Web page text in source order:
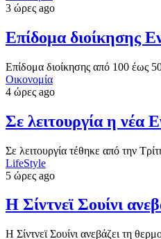
3 ώρες ago
Επίδομα διοίκησης
Επίδομα διοίκησης από 100 έως
Οικονομία
4 ώρες ago
Σε λειτουργία η
Σε λειτουργία τέθηκε από την
LifeStyle
5 ώρες ago
Η Σίντνεϊ Σουίνι
Η Σίντνεϊ Σουίνι ανεβάζει τη